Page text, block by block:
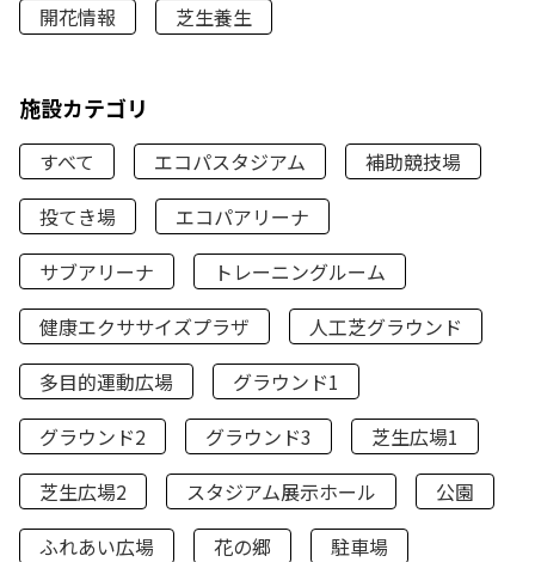
開花情報
芝生養生
施設カテゴリ
すべて エコパスタジアム
補助競技場
投てき場
エコパアリーナ
サブアリーナ
トレーニングルーム
健康エクササイズプラザ
人工芝グラウンド
多目的運動広場
グラウンド1
グラウンド2
グラウンド3
芝生広場1
芝生広場2
スタジアム展示ホール
公園
ふれあい広場
花の郷
駐車場